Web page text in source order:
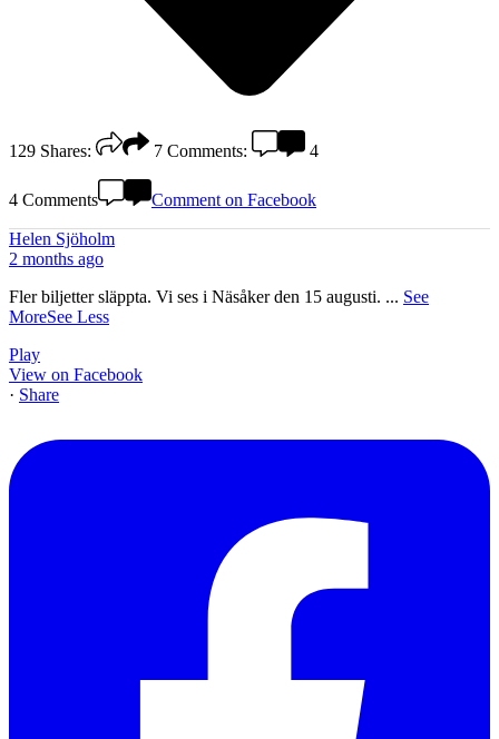
129 Shares: 7 Comments: 4
4 Comments Comment on Facebook
Helen Sjöholm
2 months ago
Fler biljetter släppta. Vi ses i Näsåker den 15 augusti. ... See
MoreSee Less
Play
View on Facebook
· Share